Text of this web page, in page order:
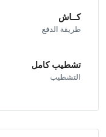
كــاش
طريقة الدفع
تشطيب كامل
التشطيب